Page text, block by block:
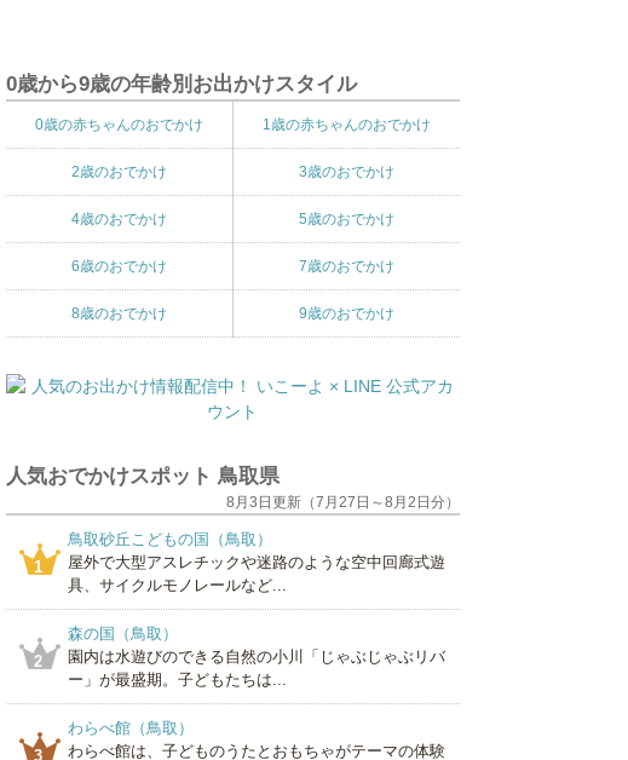
0歳から9歳の年齢別お出かけスタイル
0歳の赤ちゃんのおでかけ 1歳の赤ちゃんのおでかけ
2歳のおでかけ 3歳のおでかけ
4歳のおでかけ 5歳のおでかけ
6歳のおでかけ 7歳のおでかけ
8歳のおでかけ 9歳のおでかけ
人気おでかけスポット 鳥取県
8月3日更新（7月27日～8月2日分）
1
鳥取砂丘こどもの国（鳥取）
屋外で大型アスレチックや迷路のような空中回廊式遊
具、サイクルモノレールなど...
2
森の国（鳥取）
園内は水遊びのできる自然の小川「じゃぶじゃぶリバ
ー」が最盛期。子どもたちは...
3
わらべ館（鳥取）
わらべ館は、子どものうたとおもちゃがテーマの体験